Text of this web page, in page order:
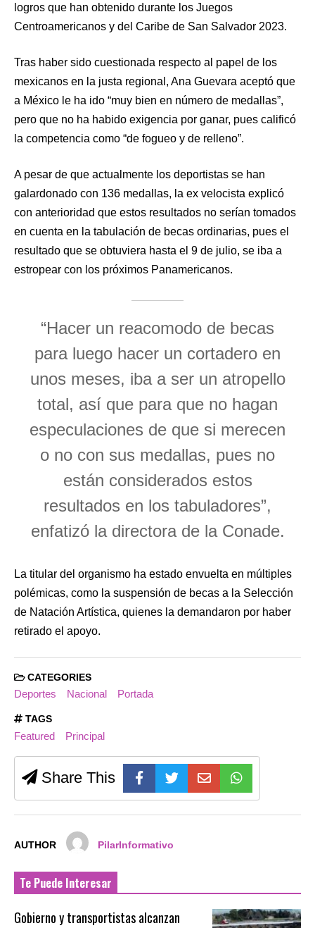
logros que han obtenido durante los Juegos
Centroamericanos y del Caribe de San Salvador 2023.
Tras haber sido cuestionada respecto al papel de los
mexicanos en la justa regional, Ana Guevara aceptó que
a México le ha ido “muy bien en número de medallas”,
pero que no ha habido exigencia por ganar, pues calificó
la competencia como “de fogueo y de relleno”.
A pesar de que actualmente los deportistas se han
galardonado con 136 medallas, la ex velocista explicó
con anterioridad que estos resultados no serían tomados
en cuenta en la tabulación de becas ordinarias, pues el
resultado que se obtuviera hasta el 9 de julio, se iba a
estropear con los próximos Panamericanos.
“Hacer un reacomodo de becas
para luego hacer un cortadero en
unos meses, iba a ser un atropello
total, así que para que no hagan
especulaciones de que si merecen
o no con sus medallas, pues no
están considerados estos
resultados en los tabuladores”,
enfatizó la directora de la Conade.
La titular del organismo ha estado envuelta en múltiples
polémicas, como la suspensión de becas a la Selección
de Natación Artística, quienes la demandaron por haber
retirado el apoyo.
CATEGORIES
Deportes Nacional Portada
TAGS
Featured Principal
Share This
AUTHOR PilarInformativo
Te Puede Interesar
Gobierno y transportistas alcanzan